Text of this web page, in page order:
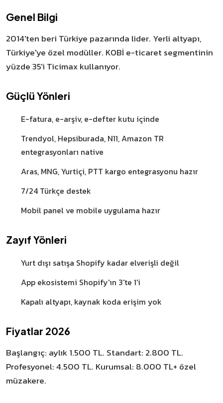
Genel Bilgi
2014'ten beri Türkiye pazarında lider. Yerli altyapı,
Türkiye'ye özel modüller. KOBİ e-ticaret segmentinin
yüzde 35'i Ticimax kullanıyor.
Güçlü Yönleri
E-fatura, e-arşiv, e-defter kutu içinde
Trendyol, Hepsiburada, N11, Amazon TR
entegrasyonları native
Aras, MNG, Yurtiçi, PTT kargo entegrasyonu hazır
7/24 Türkçe destek
Mobil panel ve mobile uygulama hazır
Zayıf Yönleri
Yurt dışı satışa Shopify kadar elverişli değil
App ekosistemi Shopify'ın 3'te 1'i
Kapalı altyapı, kaynak koda erişim yok
Fiyatlar 2026
Başlangıç: aylık 1.500 TL. Standart: 2.800 TL.
Profesyonel: 4.500 TL. Kurumsal: 8.000 TL+ özel
müzakere.